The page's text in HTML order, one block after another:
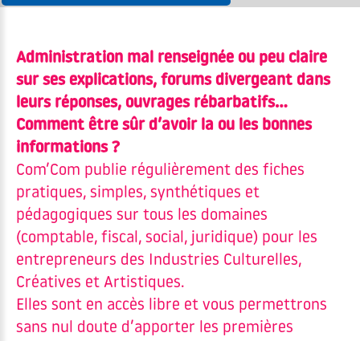
Administration mal renseignée ou peu claire
sur ses explications, forums divergeant dans
leurs réponses, ouvrages rébarbatifs…
Comment être sûr d’avoir la ou les bonnes
informations ?
Com’Com publie régulièrement des fiches
pratiques, simples, synthétiques et
pédagogiques sur tous les domaines
(comptable, fiscal, social, juridique) pour les
entrepreneurs des Industries Culturelles,
Créatives et Artistiques.
Elles sont en accès libre et vous permettrons
sans nul doute d’apporter les premières